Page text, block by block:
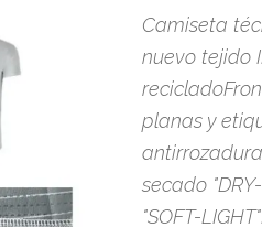
Camiseta
nuevo tejido
planas y
secado
"SOFT-